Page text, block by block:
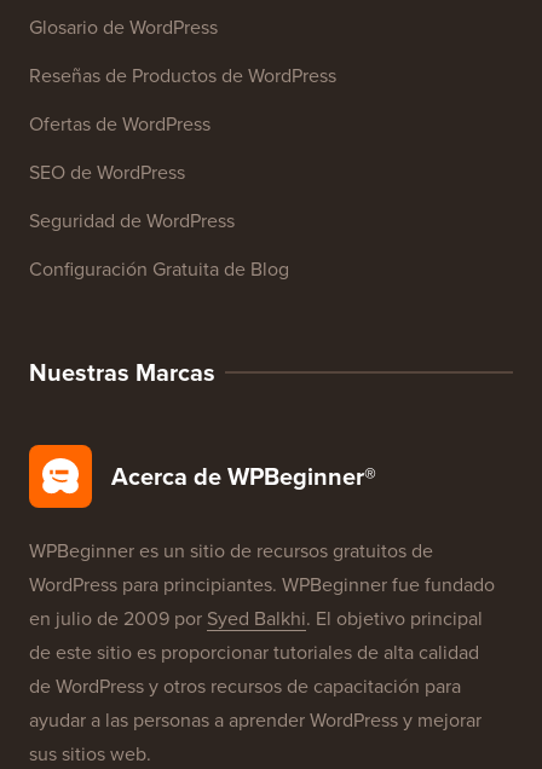
Glosario de WordPress
Reseñas de Productos de WordPress
Ofertas de WordPress
SEO de WordPress
Seguridad de WordPress
Configuración Gratuita de Blog
Nuestras Marcas
Acerca de WPBeginner®
WPBeginner es un sitio de recursos gratuitos de
WordPress para principiantes. WPBeginner fue fundado
en julio de 2009 por Syed Balkhi. El objetivo principal
de este sitio es proporcionar tutoriales de alta calidad
de WordPress y otros recursos de capacitación para
ayudar a las personas a aprender WordPress y mejorar
sus sitios web.